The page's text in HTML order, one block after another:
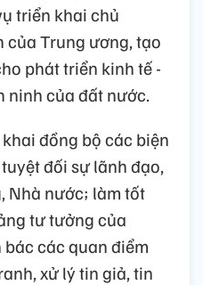
triển khai chủ
của Trung ương, tạo
phát triển kinh tế -
ninh của đất nước.
đồng bộ các biện
đối sự lãnh đạo,
Nhà nước; làm tốt
tư tưởng của
các quan điểm
xử lý tin giả, tin